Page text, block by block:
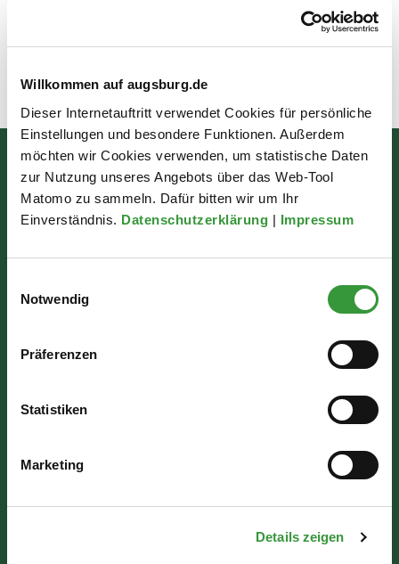
Willkommen auf augsburg.de
Dieser Internetauftritt verwendet Cookies für persönliche
Einstellungen und besondere Funktionen. Außerdem
möchten wir Cookies verwenden, um statistische Daten
zur Nutzung unseres Angebots über das Web-Tool
Matomo zu sammeln. Dafür bitten wir um Ihr
Einverständnis. Datenschutzerklärung | Impressum
Notwendig
Präferenzen
Statistiken
Marketing
Details zeigen
Zuletzt aktualisiert am: 12.05.2026
Bürgerinformation
Rathausplatz 1
Wir sind für Sie da:
Fr: 07:30 - 12:00 Uhr